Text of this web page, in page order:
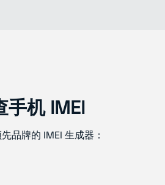
手机 IMEI
品牌的 IMEI 生成器：